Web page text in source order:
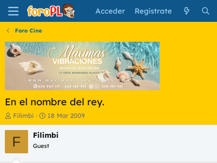
Acceder Regístrate
Foro Cine
En el nombre del rey.
I
n
i
c
a
Filimbi
F
e
c
a
18 Mar 2009
F Filimbi
Guest